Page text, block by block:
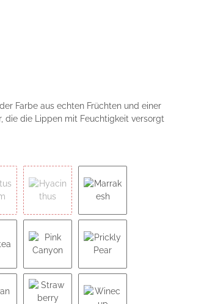
Farbe aus echten Früchten und einer
die die Lippen mit Feuchtigkeit versorgt
BloomHyacinthus Marrakesh
Pink Canyon Prickly Pear